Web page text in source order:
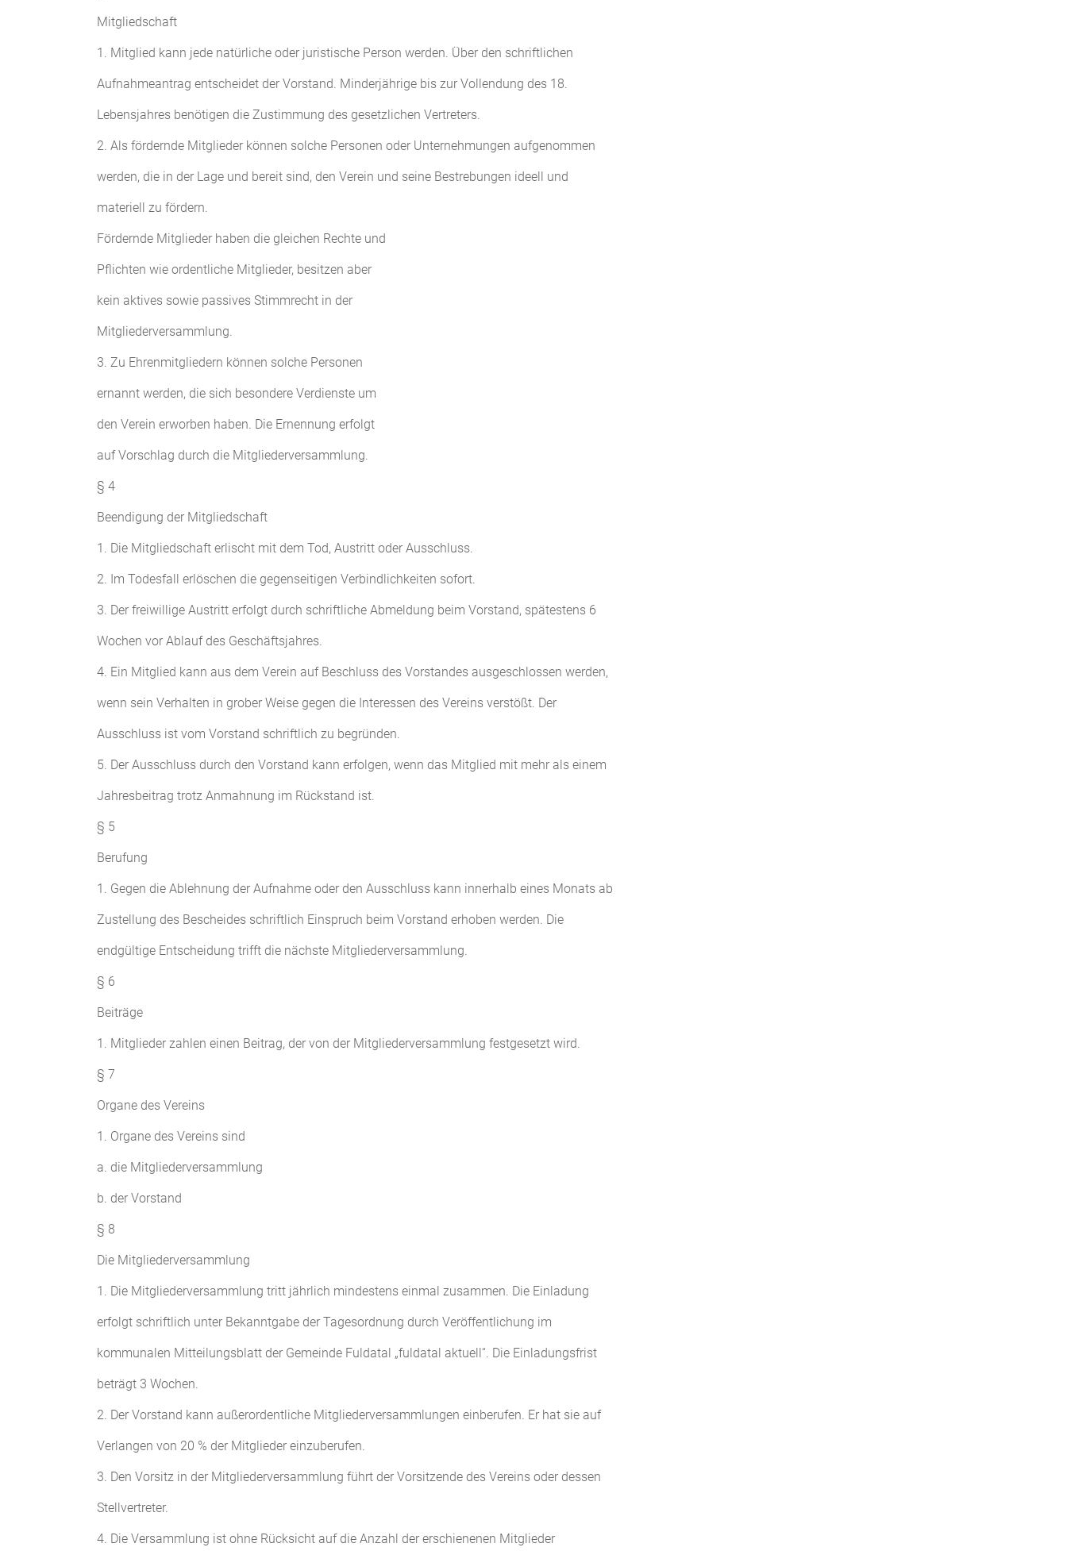
Mitgliedschaft
1. Mitglied kann jede natürliche oder juristische Person werden. Über den schriftlichen
Aufnahmeantrag entscheidet der Vorstand. Minderjährige bis zur Vollendung des 18.
Lebensjahres benötigen die Zustimmung des gesetzlichen Vertreters.
2. Als fördernde Mitglieder können solche Personen oder Unternehmungen aufgenommen
werden, die in der Lage und bereit sind, den Verein und seine Bestrebungen ideell und
materiell zu fördern.
Fördernde Mitglieder haben die gleichen Rechte und
Pflichten wie ordentliche Mitglieder, besitzen aber
kein aktives sowie passives Stimmrecht in der
Mitgliederversammlung.
3. Zu Ehrenmitgliedern können solche Personen
ernannt werden, die sich besondere Verdienste um
den Verein erworben haben. Die Ernennung erfolgt
auf Vorschlag durch die Mitgliederversammlung.
§ 4
Beendigung der Mitgliedschaft
1. Die Mitgliedschaft erlischt mit dem Tod, Austritt oder Ausschluss.
2. Im Todesfall erlöschen die gegenseitigen Verbindlichkeiten sofort.
3. Der freiwillige Austritt erfolgt durch schriftliche Abmeldung beim Vorstand, spätestens 6
Wochen vor Ablauf des Geschäftsjahres.
4. Ein Mitglied kann aus dem Verein auf Beschluss des Vorstandes ausgeschlossen werden,
wenn sein Verhalten in grober Weise gegen die Interessen des Vereins verstößt. Der
Ausschluss ist vom Vorstand schriftlich zu begründen.
5. Der Ausschluss durch den Vorstand kann erfolgen, wenn das Mitglied mit mehr als einem
Jahresbeitrag trotz Anmahnung im Rückstand ist.
§ 5
Berufung
1. Gegen die Ablehnung der Aufnahme oder den Ausschluss kann innerhalb eines Monats ab
Zustellung des Bescheides schriftlich Einspruch beim Vorstand erhoben werden. Die
endgültige Entscheidung trifft die nächste Mitgliederversammlung.
§ 6
Beiträge
1. Mitglieder zahlen einen Beitrag, der von der Mitgliederversammlung festgesetzt wird.
§ 7
Organe des Vereins
1. Organe des Vereins sind
a. die Mitgliederversammlung
b. der Vorstand
§ 8
Die Mitgliederversammlung
1. Die Mitgliederversammlung tritt jährlich mindestens einmal zusammen. Die Einladung
erfolgt schriftlich unter Bekanntgabe der Tagesordnung durch Veröffentlichung im
kommunalen Mitteilungsblatt der Gemeinde Fuldatal „fuldatal aktuell“. Die Einladungsfrist
beträgt 3 Wochen.
2. Der Vorstand kann außerordentliche Mitgliederversammlungen einberufen. Er hat sie auf
Verlangen von 20 % der Mitglieder einzuberufen.
3. Den Vorsitz in der Mitgliederversammlung führt der Vorsitzende des Vereins oder dessen
Stellvertreter.
4. Die Versammlung ist ohne Rücksicht auf die Anzahl der erschienenen Mitglieder